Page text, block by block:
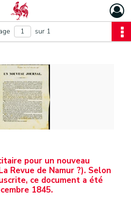
sur 1
pour un nouveau
Revue de Namur ?). Selon
ce document a été
1845.